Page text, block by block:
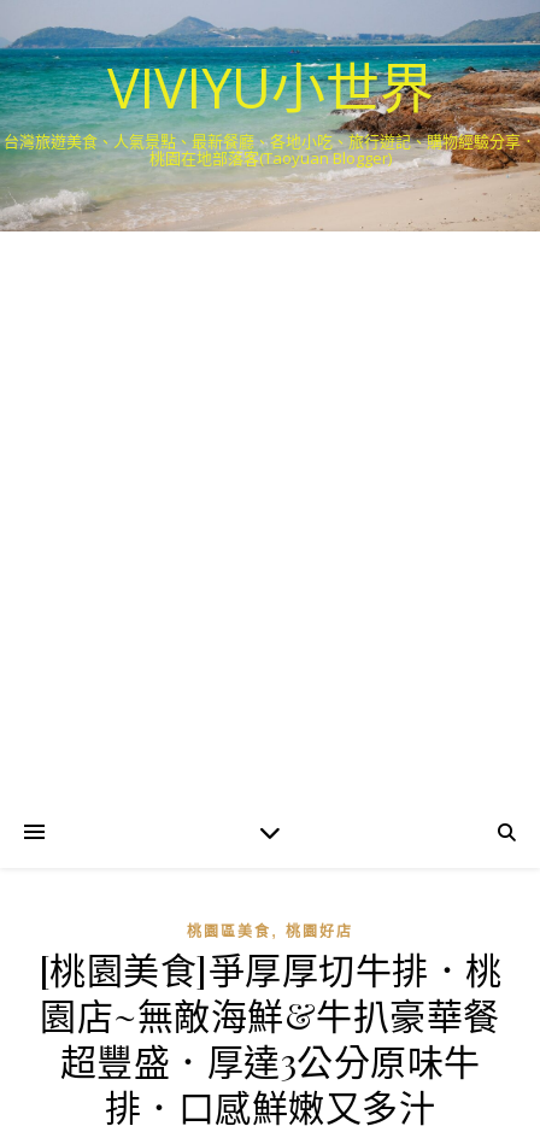
VIVIYU小世界
台灣旅遊美食、人氣景點、最新餐廳、各地小吃、旅行遊記、購物經驗分享．
桃園在地部落客(Taoyuan Blogger)
桃園區美食 , 桃園好店
[桃園美食]爭厚厚切牛排．桃
園店~無敵海鮮&牛扒豪華餐
超豐盛．厚達3公分原味牛
排．口感鮮嫩又多汁